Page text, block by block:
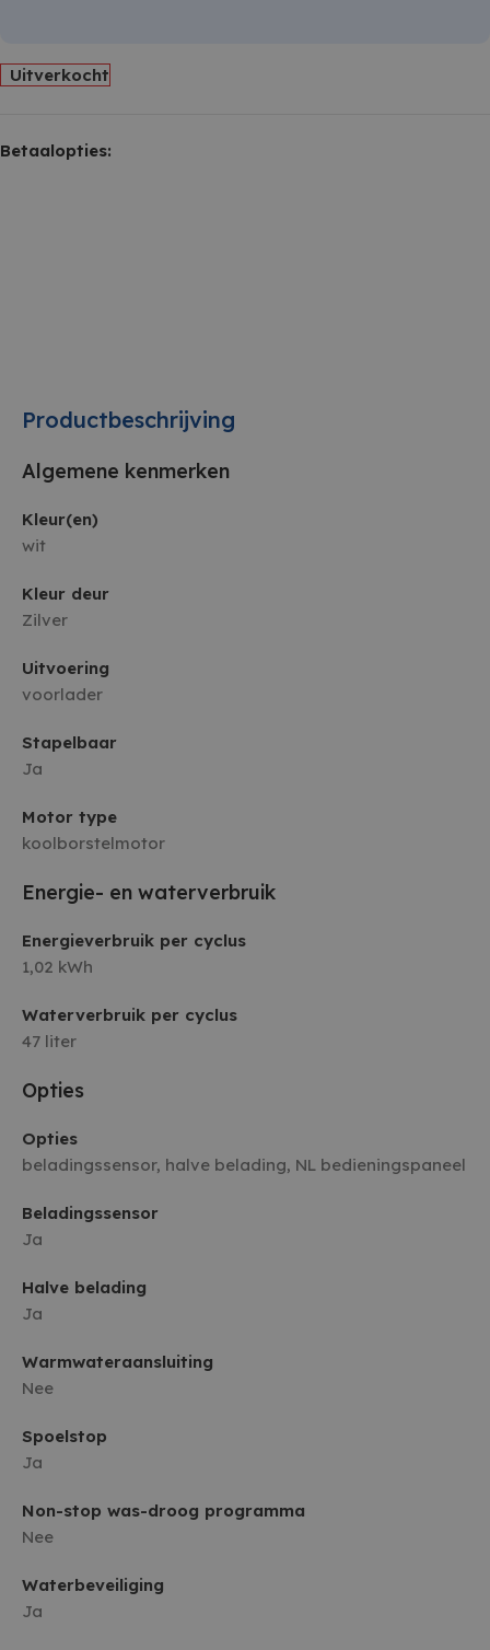
Uitverkocht
Betaalopties:
Productbeschrijving
Algemene kenmerken
Kleur(en)
wit
Kleur deur
Zilver
Uitvoering
voorlader
Stapelbaar
Ja
Motor type
koolborstelmotor
Energie- en waterverbruik
Energieverbruik per cyclus
1,02 kWh
Waterverbruik per cyclus
47 liter
Opties
Opties
beladingssensor, halve belading, NL bedieningspaneel
Beladingssensor
Ja
Halve belading
Ja
Warmwateraansluiting
Nee
Spoelstop
Ja
Non-stop was-droog programma
Nee
Waterbeveiliging
Ja